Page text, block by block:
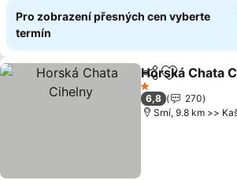
Pro zobrazení přesných cen vyberte
termín
SdíletPřidat na
Horská Chata
1 Počet hvězdiček
6,8
270
Srní, 9.8 km >>